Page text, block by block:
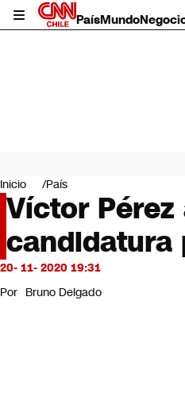
PaísMundo
Mundo
Negocios
Deportes
Programas completos
Cultura
Servicios
Bits
CNN Data
Inicio País
Víctor
candidatura
20- 11- 2020 19:31
Por Bruno Delgado